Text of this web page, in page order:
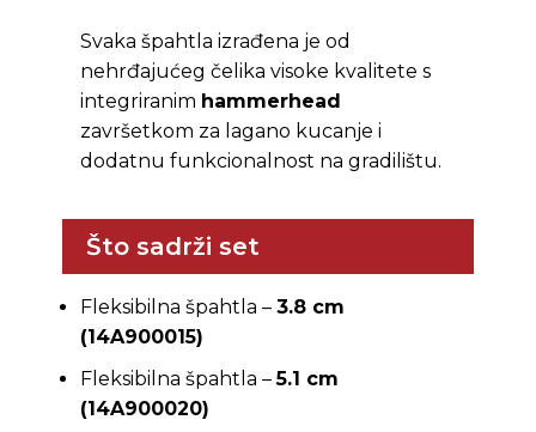
Svaka špahtla izrađena je od
nehrđajućeg čelika visoke kvalitete s
integriranim hammerhead
završetkom za lagano kucanje i
dodatnu funkcionalnost na gradilištu.
Što sadrži set
Fleksibilna špahtla – 3.8 cm
(14A900015)
Fleksibilna špahtla –5.1 cm
(14A900020)